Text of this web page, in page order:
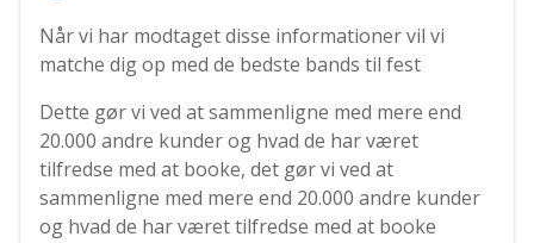
Når vi har modtaget disse informationer vil vi
matche dig op med de bedste bands til fest
Dette gør vi ved at sammenligne med mere end
20.000 andre kunder og hvad de har været
tilfredse med at booke, det gør vi ved at
sammenligne med mere end 20.000 andre kunder
og hvad de har været tilfredse med at booke